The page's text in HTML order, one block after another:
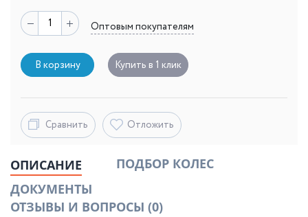
Оптовым покупателям
В корзину Купить в 1 клик
Сравнить Отложить
ОПИСАНИЕ
ПОДБОР КОЛЕС
ДОКУМЕНТЫ
ОТЗЫВЫ И ВОПРОСЫ (0)